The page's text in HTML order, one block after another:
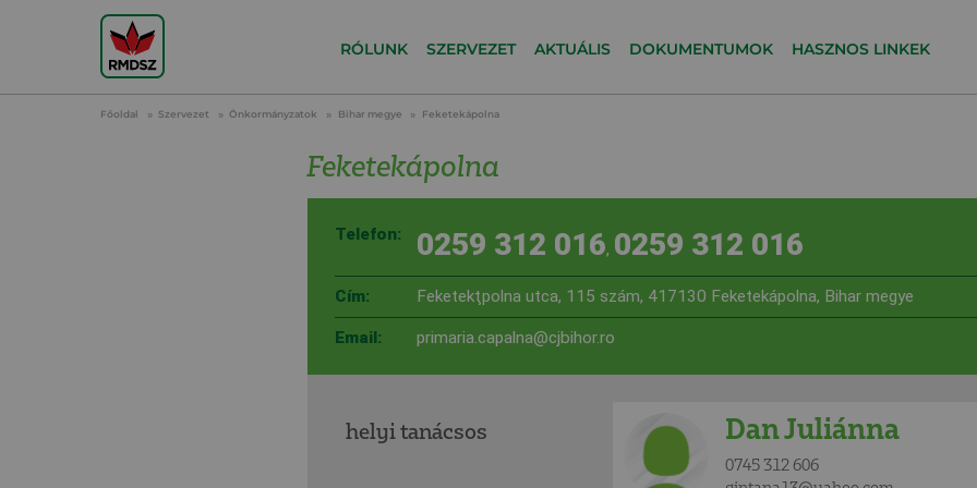
RÓLUNK SZERVEZET AKTUÁLIS DOKUMENTUMOK HASZNOS LINKEK
Főoldal Szervezet Önkormányzatok Bihar megye Feketekápolna
Feketekápolna
Telefon: 0259 312 016, 0259 312 016
Cím: Feketekţpolna utca, 115 szám, 417130 Feketekápolna, Bihar megye
Email: primaria.capalna@cjbihor.ro
helyi tanácsos Dan Juliánna
0745 312 606